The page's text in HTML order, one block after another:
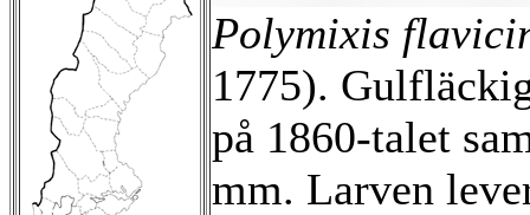
Polymixis
1775).
på 1860-talet
mm. Larven